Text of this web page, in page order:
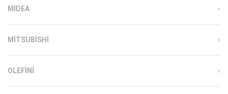
MIDEA
MITSUBISHI
OLEFINI